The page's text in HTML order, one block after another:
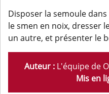
Disposer la semoule
le smen en noix, dresser
un autre, et présenter le
Auteur : L'équipe de
Mis en